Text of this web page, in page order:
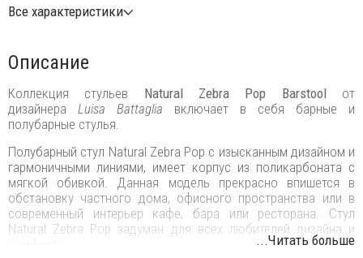
Все характеристики
Описание
Коллекция стульев Natural Zebra Pop Barstool от
дизайнера Luisa Battaglia включает в себя барные и
полубарные стулья.
Полубарный стул Natural Zebra Pop с изысканным дизайном и
гармоничными линиями, имеет корпус из поликарбоната с
мягкой обивкой. Данная модель прекрасно впишется в
обстановку частного дома, офисного пространства или в
современный интерьер кафе, бара или ресторана. Стул
Natural Zebra Pop задуман для всех любителей дизайна и
...Читать больше